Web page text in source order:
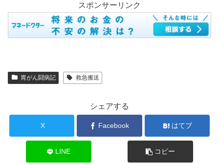
スポンサーリンク
胃がん闘病記 救急搬送
シェアする
X Facebook はてブ
LINE コピー